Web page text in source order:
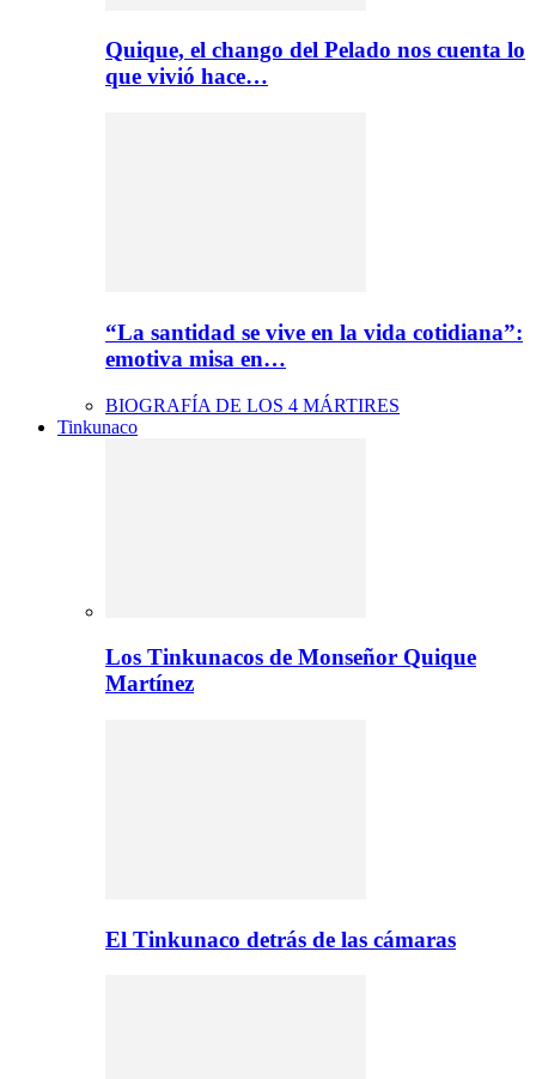
Quique, el chango del Pelado nos cuenta lo
que vivió hace…
“La santidad se vive en la vida cotidiana”:
emotiva misa en…
BIOGRAFÍA DE LOS 4 MÁRTIRES
Tinkunaco
Los Tinkunacos de Monseñor Quique
Martínez
El Tinkunaco detrás de las cámaras